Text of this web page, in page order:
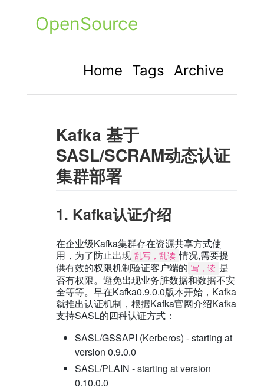
OpenSource
Home Tags Archive
Kafka 基于
SASL/SCRAM动态认证
集群部署
1. Kafka认证介绍
在企业级Kafka集群存在资源共享方式使
用，为了防止出现 乱写，乱读 情况,需要提
供有效的权限机制验证客户端的 写，读 是
否有权限。避免出现业务脏数据和数据不安
全等等。早在Kafka0.9.0.0版本开始，Kafka
就推出认证机制，根据Kafka官网介绍Kafka
支持SASL的四种认证方式：
SASL/GSSAPI (Kerberos) - starting at
version 0.9.0.0
SASL/PLAIN - starting at version
0.10.0.0